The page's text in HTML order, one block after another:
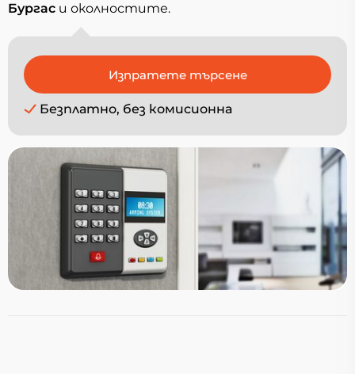
Бургас и околностите.
Безплатно, без комисионна